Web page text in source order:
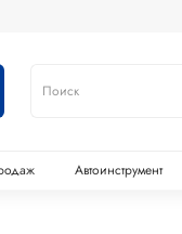
Автоинструмент